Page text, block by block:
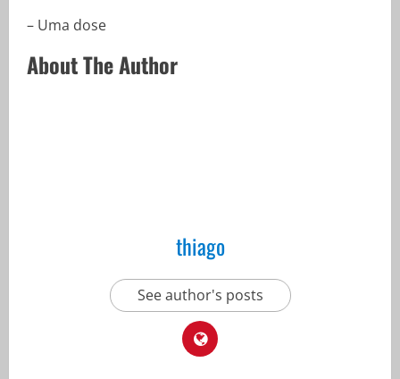
– Uma dose
About The Author
thiago
See author's posts